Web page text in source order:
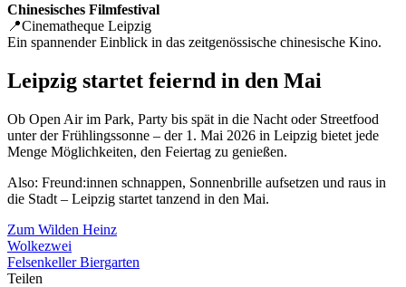
Chinesisches Filmfestival
📍Cinematheque Leipzig
Ein spannender Einblick in das zeitgenössische chinesische Kino.
Leipzig startet feiernd in den Mai
Ob Open Air im Park, Party bis spät in die Nacht oder Streetfood
unter der Frühlingssonne – der 1. Mai 2026 in Leipzig bietet jede
Menge Möglichkeiten, den Feiertag zu genießen.
Also: Freund:innen schnappen, Sonnenbrille aufsetzen und raus in
die Stadt – Leipzig startet tanzend in den Mai.
Zum Wilden Heinz
Wolkezwei
Felsenkeller Biergarten
Teilen